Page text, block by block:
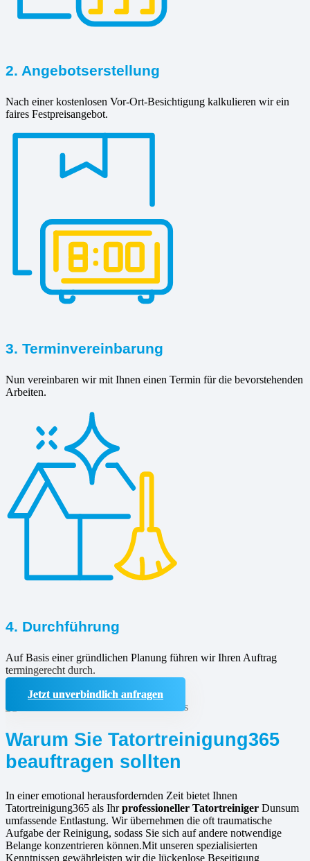
2. Angebotserstellung
Nach einer kostenlosen Vor-Ort-Besichtigung kalkulieren wir ein
faires Festpreisangebot.
3. Terminvereinbarung
Nun vereinbaren wir mit Ihnen einen Termin für die bevorstehenden
Arbeiten.
4. Durchführung
Auf Basis einer gründlichen Planung führen wir Ihren Auftrag
termingerecht durch.
Jetzt unverbindlich anfragen
Warum Sie Tatortreinigung365
beauftragen sollten
In einer emotional herausfordernden Zeit bietet Ihnen
Tatortreinigung365 als Ihrprofessioneller Tatortreiniger Dunsum
umfassende Entlastung. Wir übernehmen die oft traumatische
Aufgabe der Reinigung, sodass Sie sich auf andere notwendige
Belange konzentrieren können.Mit unseren spezialisierten
Kenntnissen gewährleisten wir die lückenlose Beseitigung